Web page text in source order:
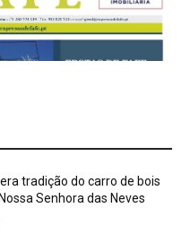
tradição do carro de bois
Senhora das Neves